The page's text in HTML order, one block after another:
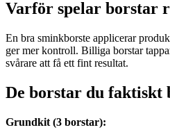
Varför spelar borstar
En bra sminkborste applicerar
ger mer kontroll. Billiga borstar
svårare att få ett fint resultat.
De borstar du faktiskt
Grundkit (3 borstar):